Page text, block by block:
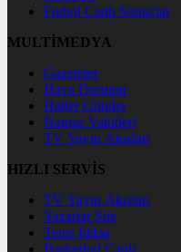
Futbol Canlı Sonuçlar
MULTİMEDYA
Gazeteler
Hava Durumu
Haber Gönder
Namaz Vakitleri
TV Yayın Akışları
HIZLI SERVİS
TV Yayın Akışları
Yazarlar Site
Tenis İddaa